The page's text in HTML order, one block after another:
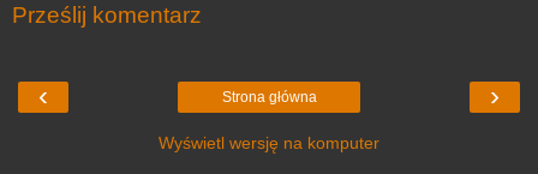
Prześlij komentarz
‹ ›
Strona główna
Wyświetl wersję na komputer